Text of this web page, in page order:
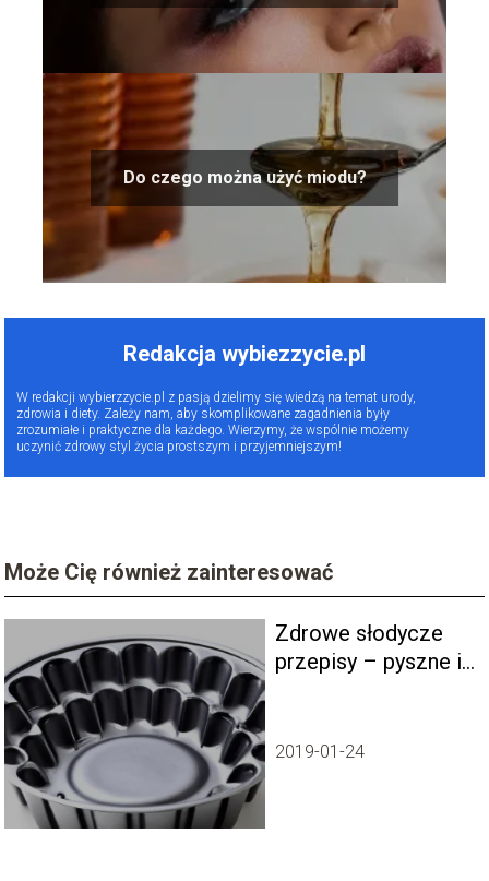
Do czego można użyć miodu?
Redakcja wybiezzycie.pl
W redakcji wybierzzycie.pl z pasją dzielimy się wiedzą na temat urody,
zdrowia i diety. Zależy nam, aby skomplikowane zagadnienia były
zrozumiałe i praktyczne dla każdego. Wierzymy, że wspólnie możemy
uczynić zdrowy styl życia prostszym i przyjemniejszym!
Może Cię również zainteresować
Zdrowe słodycze
przepisy – pyszne i
2019-01-24